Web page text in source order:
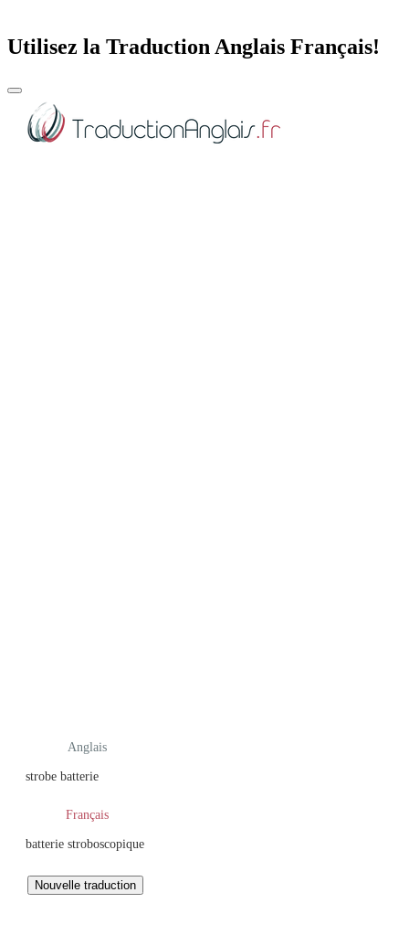
Utilisez la Traduction Anglais Français!
Anglais
strobe batterie
Français
batterie stroboscopique